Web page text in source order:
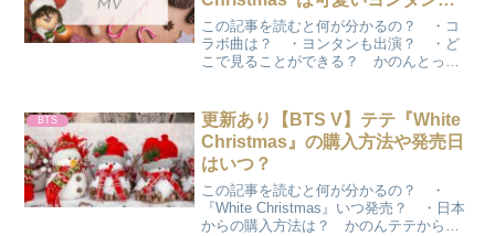
出演
この記事を読むと何が分かるの？ ・コ
ラボ曲は？ ・ヨンタンも出演？ ・ど
こで見ることができる？ かのんとって
クロスビーとコラボBTS V (テテ)が以前
から尊敬して...
BTS
更新あり【BTS V】テテ『White
Christmas』の購入方法や発売日
はいつ？
この記事を読むと何が分かるの？ ・
『White Christmas』いつ発売？ ・日本
からの購入方法は？ かのんテテからの